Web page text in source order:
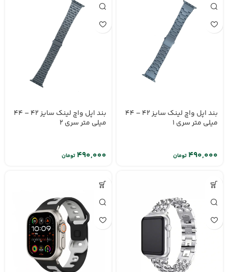
بند اپل واچ لینک سایز 42 – 44
میلی متر سری 1
تومان
بند اپل واچ لینک سایز 42 – 44
میلی متر سری 2
تومان